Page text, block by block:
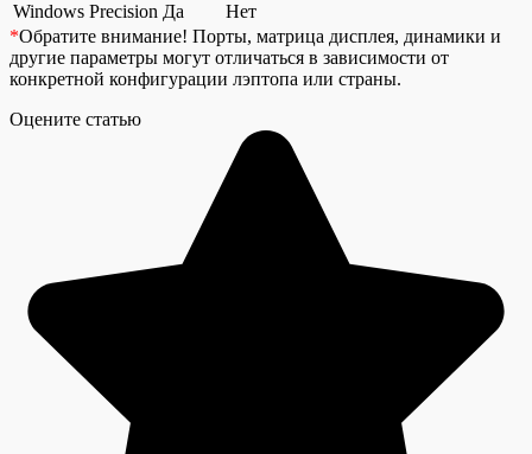
Windows Precision Да
Нет
*Обратите внимание! Порты, матрица дисплея, динамики и
другие параметры могут отличаться в зависимости от
конкретной конфигурации лэптопа или страны.
Оцените статью